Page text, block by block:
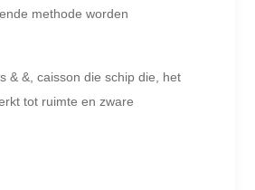
methode worden
& &, caisson die schip die, het
tot ruimte en zware